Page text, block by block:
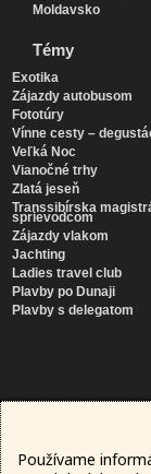
Moldavsko
Témy
Exotika
Zájazdy autobusom
Fototúry
Vínne cesty –
Veľká Noc
Vianočné trhy
Zlatá jeseň
Transsibírska
sprievodcom
Zájazdy vlakom
Jachting
Ladies travel club
Plavby po Dunaji
Plavby s delegatom
Používame